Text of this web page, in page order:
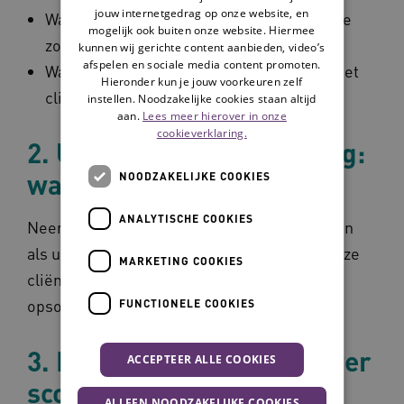
Wat is voor de cliënt belangrijk voor goede
zorg?
Wat is van belang voor goed samenspel met
cliënt en diens naasten?
2. Uitgangspunt Aanleiding:
wat verdient aandacht?
Neem bij het bepalen van aandachtsgebieden
als uitgangspunt: wat wil je monitoren bij deze
cliënt? Aandachtsgebieden zijn geen
opsomming van problemen.
3. Duidelijke afspraken over
scores
jouw internetgedrag op onze website, en
mogelijk ook buiten onze website. Hiermee
kunnen wij gerichte content aanbieden, video’s
afspelen en sociale media content promoten.
Hieronder kun je jouw voorkeuren zelf
instellen. Noodzakelijke cookies staan altijd
aan. Lees meer hierover in onze
cookieverklaring.
NOODZAKELIJKE COOKIES
ANALYTISCHE COOKIES
MARKETING COOKIES
FUNCTIONELE COOKIES
ACCEPTEER ALLE COOKIES